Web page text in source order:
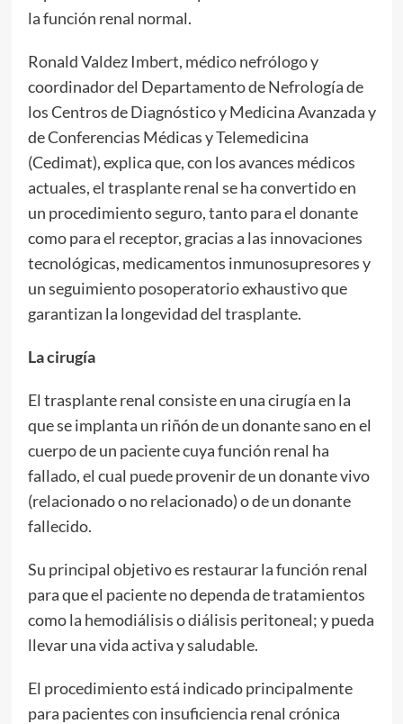
la función renal normal.
Ronald Valdez Imbert, médico nefrólogo y
coordinador del Departamento de Nefrología de
los Centros de Diagnóstico y Medicina Avanzada y
de Conferencias Médicas y Telemedicina
(Cedimat), explica que, con los avances médicos
actuales, el trasplante renal se ha convertido en
un procedimiento seguro, tanto para el donante
como para el receptor, gracias a las innovaciones
tecnológicas, medicamentos inmunosupresores y
un seguimiento posoperatorio exhaustivo que
garantizan la longevidad del trasplante.
La cirugía
El trasplante renal consiste en una cirugía en la
que se implanta un riñón de un donante sano en el
cuerpo de un paciente cuya función renal ha
fallado, el cual puede provenir de un donante vivo
(relacionado o no relacionado) o de un donante
fallecido.
Su principal objetivo es restaurar la función renal
para que el paciente no dependa de tratamientos
como la hemodiálisis o diálisis peritoneal; y pueda
llevar una vida activa y saludable.
El procedimiento está indicado principalmente
para pacientes con insuficiencia renal crónica